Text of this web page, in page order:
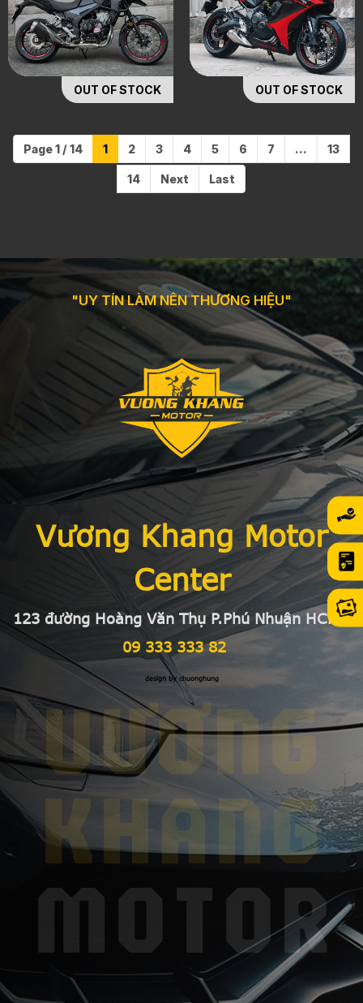
OUT OF STOCK OUT OF STOCK
Page 1 / 14 1 2 3 4 5 6 7 ... 13
14 Next Last
"UY TÍN LÀM NÊN THƯƠNG HIỆU"
Vương Khang Motor
Center
123 đường Hoàng Văn Thụ P.Phú Nhuận HCMC
09 333 333 82
design by chuonghung
VƯƠNG
KHANG
MOTOR